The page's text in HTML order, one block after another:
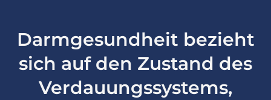
Darmgesundheit bezieht
sich auf den Zustand des
Verdauungssystems,